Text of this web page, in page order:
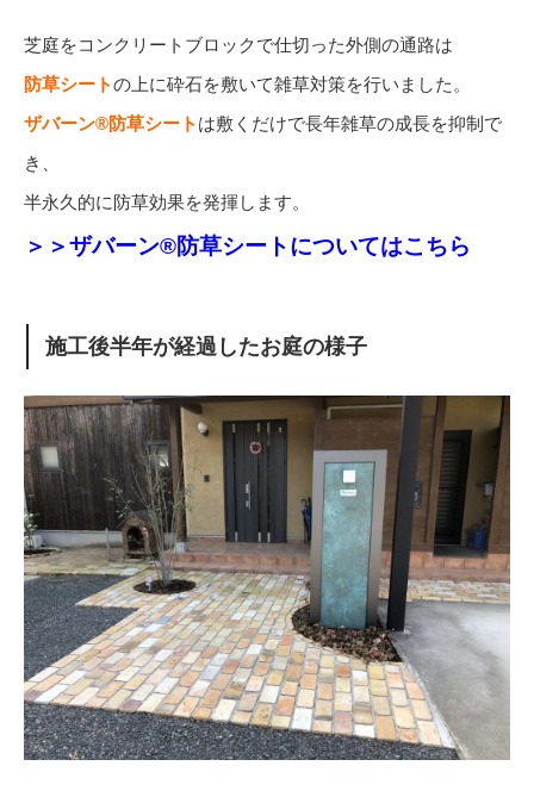
芝庭をコンクリートブロックで仕切った外側の通路は
防草シートの上に砕石を敷いて雑草対策を行いました。
ザバーン®防草シート は敷くだけで長年雑草の成長を抑制で
き、
半永久的に防草効果を発揮します。
＞＞ザバーン®防草シートについてはこちら
施工後半年が経過したお庭の様子